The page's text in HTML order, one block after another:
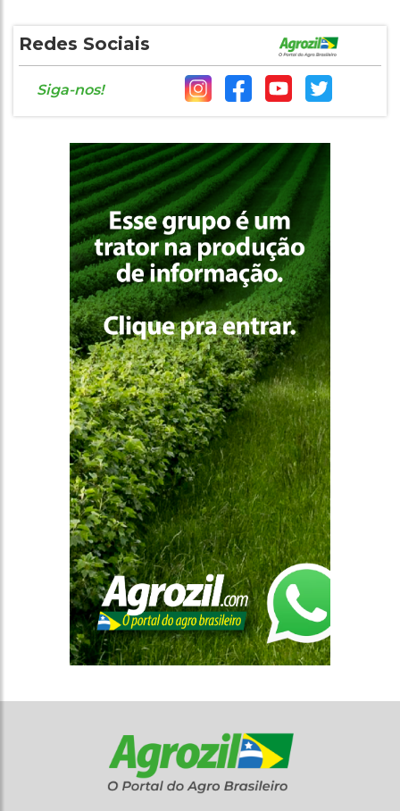
Redes Sociais
Siga-nos!